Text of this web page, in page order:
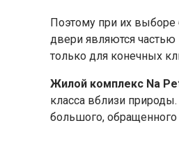
Поэтому при их выборе
двери являются
только для конечных
Жилой комплекс Na
класса вблизи
большого,